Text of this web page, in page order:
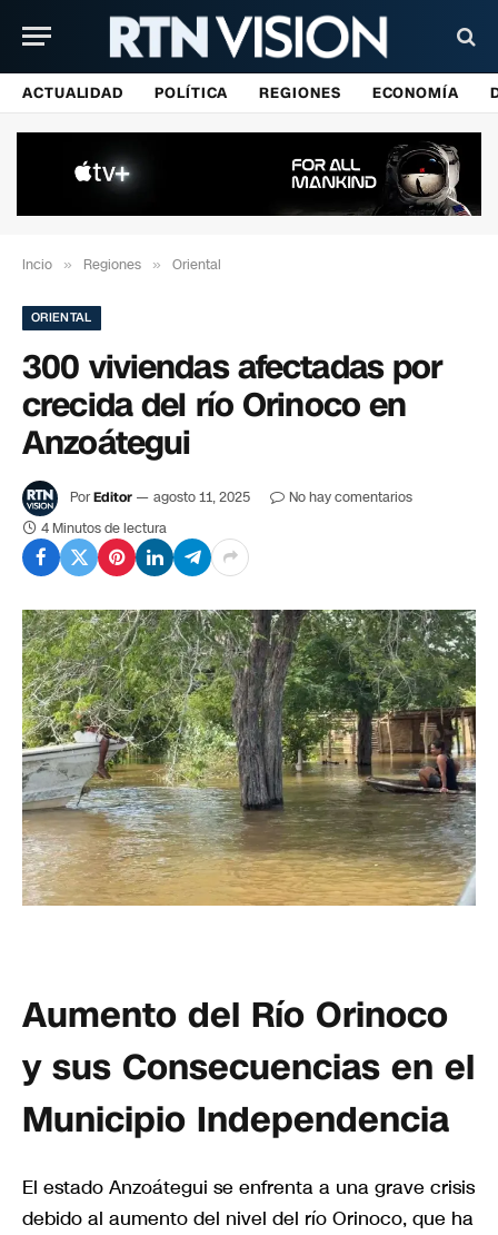
ACTUALIDAD POLÍTICA REGIONES ECONOMÍA
Incio » Regiones » Oriental
ORIENTAL
300 viviendas afectadas por
crecida del río Orinoco en
Anzoátegui
PorEditor agosto 11, 2025
No hay comentarios
4 Minutos de lectura
Aumento del Río Orinoco
y sus Consecuencias en el
Municipio Independencia
El estado Anzoátegui se enfrenta a una grave crisis
debido al aumento del nivel del río Orinoco, que ha